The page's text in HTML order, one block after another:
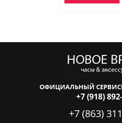
ОФИЦИАЛЬНЫЙ
+7 (918)
+7 (863)